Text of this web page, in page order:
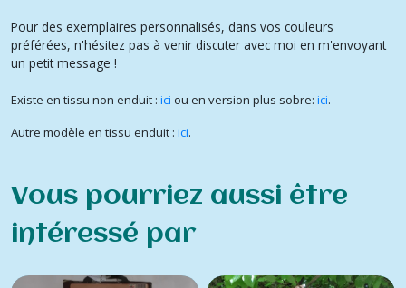
Pour des exemplaires personnalisés, dans vos couleurs
préférées, n'hésitez pas à venir discuter avec moi en m'envoyant
un petit message !
Existe en tissu non enduit : ici ou en version plus sobre: ici.
Autre modèle en tissu enduit : ici.
Vous pourriez aussi être
intéressé par